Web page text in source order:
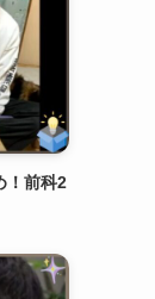
！前科2